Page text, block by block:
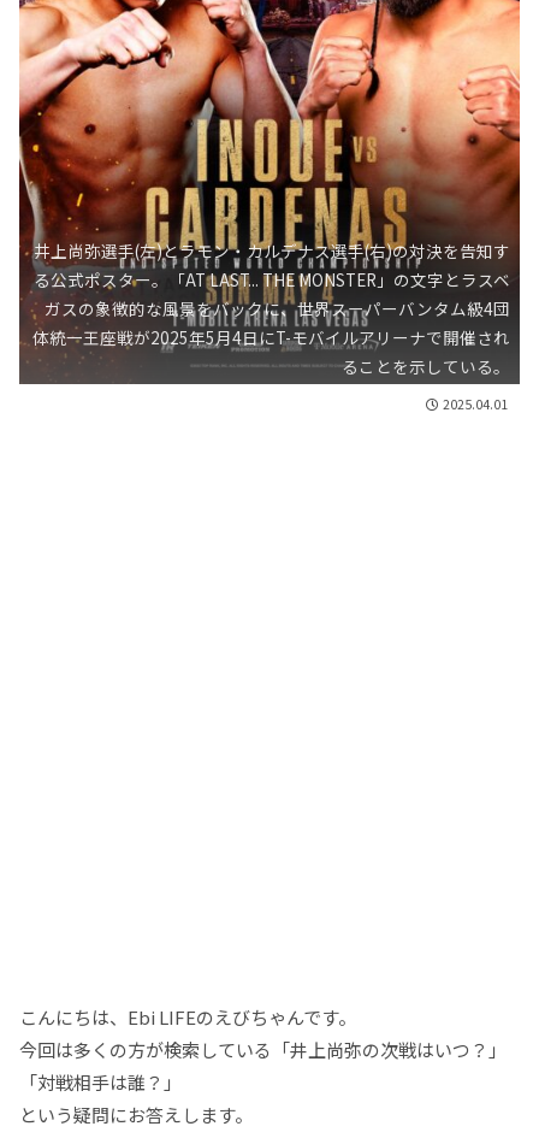
井上尚弥選手(左)とラモン・カルデナス選手(右)の対決を告知す
る公式ポスター。「AT LAST... THE MONSTER」の文字とラスベ
ガスの象徴的な風景をバックに、世界スーパーバンタム級4団
体統一王座戦が2025年5月4日にT-モバイルアリーナで開催され
ることを示している。
2025.04.01
こんにちは、Ebi LIFEのえびちゃんです。
今回は多くの方が検索している「井上尚弥の次戦はいつ？」
「対戦相手は誰？」
という疑問にお答えします。